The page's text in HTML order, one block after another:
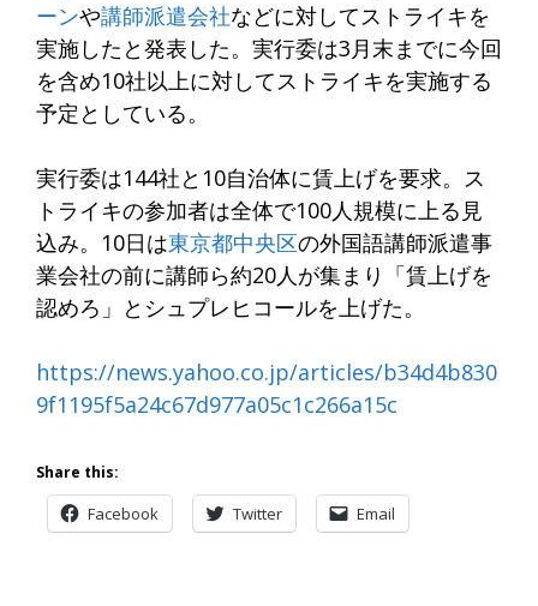
ーンや講師派遣会社などに対してストライキを
実施したと発表した。実行委は3月末までに今回
を含め10社以上に対してストライキを実施する
予定としている。
実行委は144社と10自治体に賃上げを要求。ス
トライキの参加者は全体で100人規模に上る見
込み。10日は東京都中央区の外国語講師派遣事
業会社の前に講師ら約20人が集まり「賃上げを
認めろ」とシュプレヒコールを上げた。
https://news.yahoo.co.jp/articles/b34d4b830
9f1195f5a24c67d977a05c1c266a15c
Share this:
Facebook Twitter Email